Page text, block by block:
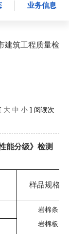
业务信息
建筑工程质量检
大 中 小 ] 阅读次
能分级》检测
样品规格/
岩棉条1条
岩棉板1块